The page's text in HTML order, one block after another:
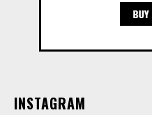
INSTAGRAM